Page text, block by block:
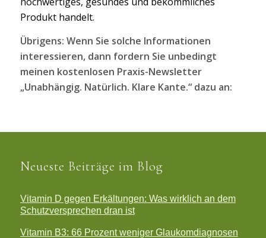
Produkt handelt.
Übrigens: Wenn Sie solche Informationen
interessieren, dann fordern Sie unbedingt
meinen kostenlosen Praxis-Newsletter
„Unabhängig. Natürlich. Klare Kante.“ dazu an:
Neueste Beiträge im Blog
Vitamin D gegen Erkältungen: Was wirklich an dem
Schutzversprechen dran ist
Vitamin B3: 66 Prozent weniger Glaukomdiagnosen